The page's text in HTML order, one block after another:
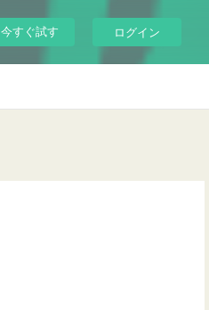
今すぐ試す ログイン